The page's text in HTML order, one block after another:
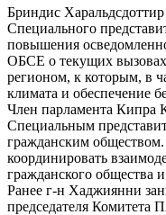
Бриндис
Специального
повышения
ОБСЕ о текущих
регионом, к которым, в
климата и обеспечение
Член парламента Кипра
Специальным
гражданским обществом.
координировать
гражданского общества
Ранее г-н Хаджиянни
председателя Комитета